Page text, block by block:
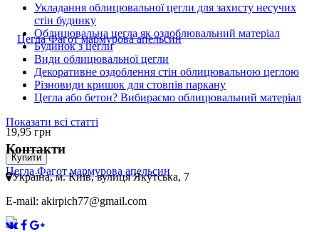
19,95 грн
Купити
Цегла Фагот мармурова апельсин
Укладання облицювальної цегли для захисту несучих
стін будинку
Облицювальна цегла як оздоблювальний матеріал
Будинок з цегли
Види облицювальної цегли
Декоративне оздоблення стін облицювальною цеглою
Різновиди кришок для стовпів паркану
Цегла або бетон? Вибираємо облицювальний матеріал
Показати всі статті
Контакти
Україна, м. Київ, вулиця Якутська, 7
E-mail: akirpich77@gmail.com